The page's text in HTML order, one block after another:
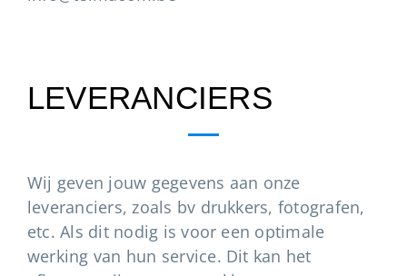
LEVERANCIERS
Wij geven jouw gegevens aan onze
leveranciers, zoals bv drukkers, fotografen,
etc. Als dit nodig is voor een optimale
werking van hun service. Dit kan het